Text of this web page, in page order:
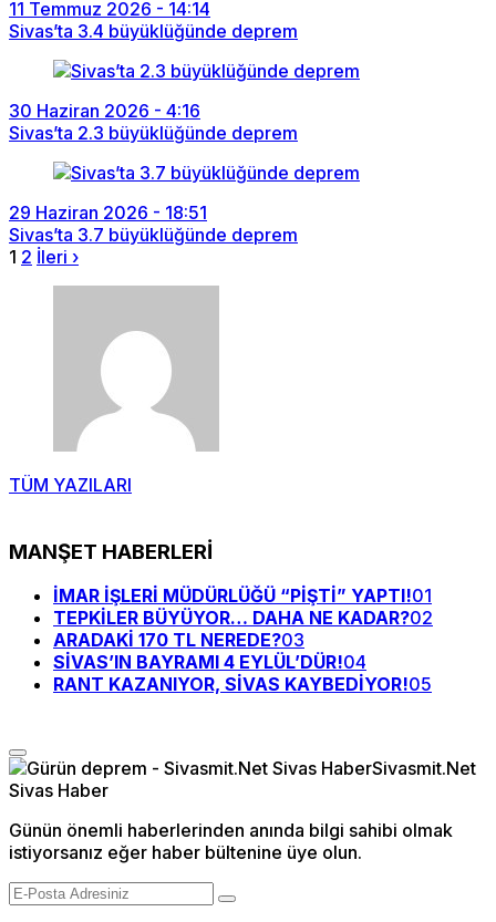
11 Temmuz 2026 - 14:14
Sivas’ta 3.4 büyüklüğünde deprem
30 Haziran 2026 - 4:16
Sivas’ta 2.3 büyüklüğünde deprem
29 Haziran 2026 - 18:51
Sivas’ta 3.7 büyüklüğünde deprem
1 2 İleri ›
TÜM YAZILARI
MANŞET HABERLERİ
İMAR İŞLERİ MÜDÜRLÜĞÜ “PİŞTİ” YAPTI!01
TEPKİLER BÜYÜYOR… DAHA NE KADAR?02
ARADAKİ 170 TL NEREDE?03
SİVAS’IN BAYRAMI 4 EYLÜL’DÜR!04
RANT KAZANIYOR, SİVAS KAYBEDİYOR!05
Günün önemli haberlerinden anında bilgi sahibi olmak
istiyorsanız eğer haber bültenine üye olun.